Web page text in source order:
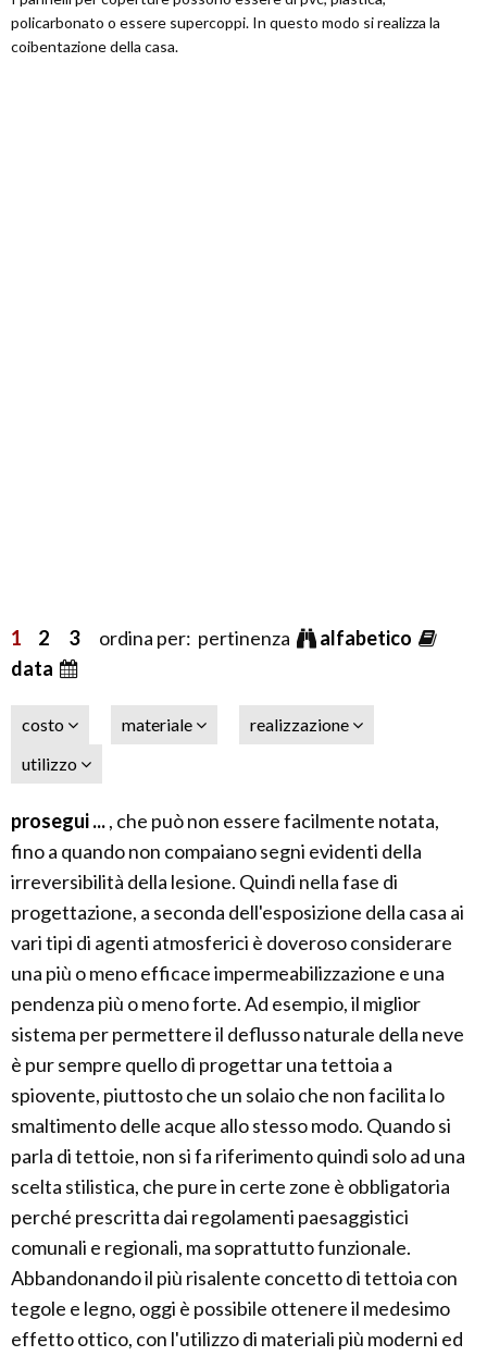
policarbonato o essere supercoppi. In questo modo si realizza la
coibentazione della casa.
1 2 3ordina per: pertinenza
alfabetico
data
costo materiale
realizzazione
utilizzo
prosegui ..., che può non essere facilmente notata,
fino a quando non compaiano segni evidenti della
irreversibilità della lesione. Quindi nella fase di
progettazione, a seconda dell'esposizione della casa ai
vari tipi di agenti atmosferici è doveroso considerare
una più o meno efficace impermeabilizzazione e una
pendenza più o meno forte. Ad esempio, il miglior
sistema per permettere il deflusso naturale della neve
è pur sempre quello di progettar una tettoia a
spiovente, piuttosto che un solaio che non facilita lo
smaltimento delle acque allo stesso modo. Quando si
parla di tettoie, non si fa riferimento quindi solo ad una
scelta stilistica, che pure in certe zone è obbligatoria
perché prescritta dai regolamenti paesaggistici
comunali e regionali, ma soprattutto funzionale.
Abbandonando il più risalente concetto di tettoia con
tegole e legno, oggi è possibile ottenere il medesimo
effetto ottico, con l'utilizzo di materiali più moderni ed